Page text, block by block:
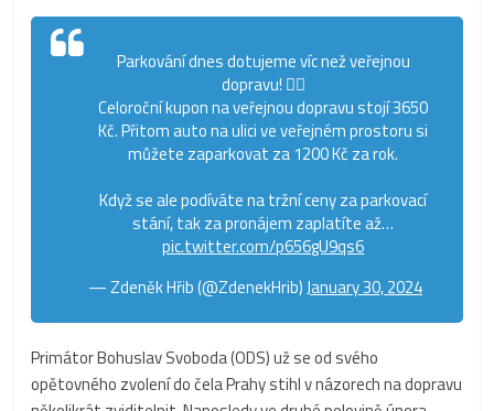
Parkování dnes dotujeme víc než veřejnou
dopravu! 🤷‍♂️
Celoroční kupon na veřejnou dopravu stojí 3650
Kč. Přitom auto na ulici ve veřejném prostoru si
můžete zaparkovat za 1200 Kč za rok.
Když se ale podíváte na tržní ceny za parkovací
stání, tak za pronájem zaplatíte až…
pic.twitter.com/p656gU9qs6
— Zdeněk Hřib (@ZdenekHrib)January 30, 2024
Primátor Bohuslav Svoboda (ODS) už se od svého
opětovného zvolení do čela Prahy stihl v názorech na dopravu